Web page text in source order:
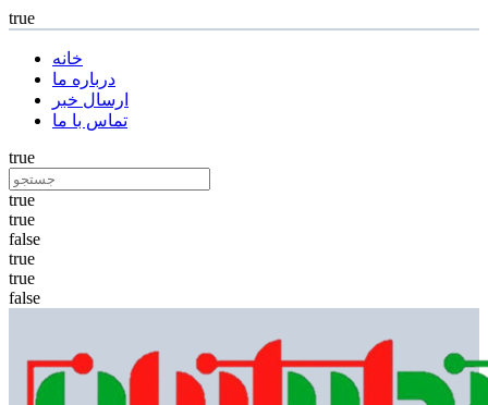
true
خانه
درباره ما
ارسال خبر
تماس با ما
true
true
true
false
true
true
false